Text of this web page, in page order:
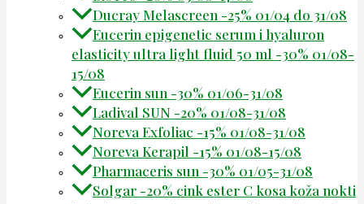
Ducray Melascreen -25% 01/04 do 31/08
Eucerin epigenetic serum i hyaluron
elasticity ultra light fluid 50 ml -30% 01/08-
15/08
Eucerin sun -30% 01/06-31/08
Ladival SUN -20% 01/08-31/08
Noreva Exfoliac -15% 01/08-31/08
Noreva Kerapil -15% 01/08-15/08
Pharmaceris sun -30% 01/05-31/08
Solgar -20% cink ester C kosa koža nokti